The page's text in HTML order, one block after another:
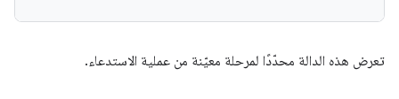
تعرض هذه الدالة محدّدًا لمرحلة معيّنة من عملية الاستدعاء.